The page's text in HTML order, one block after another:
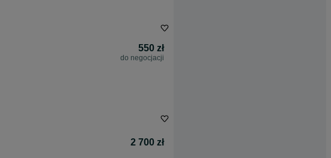
550 zł
do negocjacji
2 700 zł